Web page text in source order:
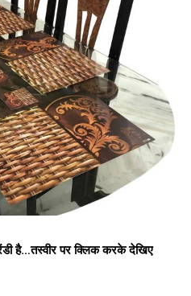
है…तस्वीर पर क्लिक करके देखिए